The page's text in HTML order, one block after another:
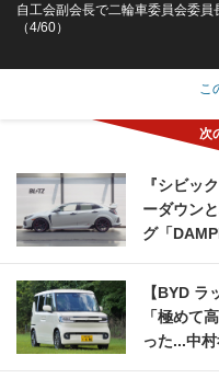
自工会副会長で二輪車委員会委員
（4/60）
こ
『シビッ
ーダウン
グ「
【BYD
「極めて
った...中